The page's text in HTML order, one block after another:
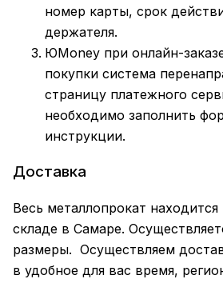
номер карты, срок
держателя.
ЮMoney при онлайн-
покупки система
страницу платежного
необходимо заполнить
инструкции.
Доставка
Весь металлопрокат
складе в Самаре.
размеры. Осуществляем
в удобное для вас время,